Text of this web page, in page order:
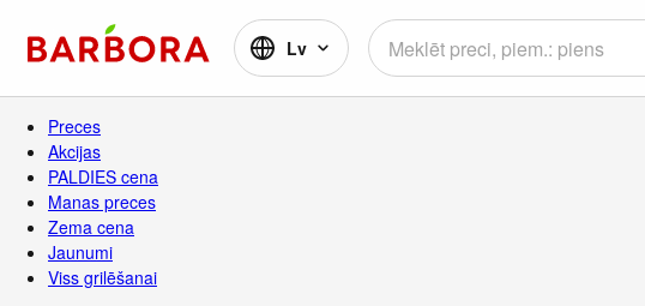
Lv
Preces
Akcijas
PALDIES cena
Manas preces
Zema cena
Jaunumi
Viss grilēšanai